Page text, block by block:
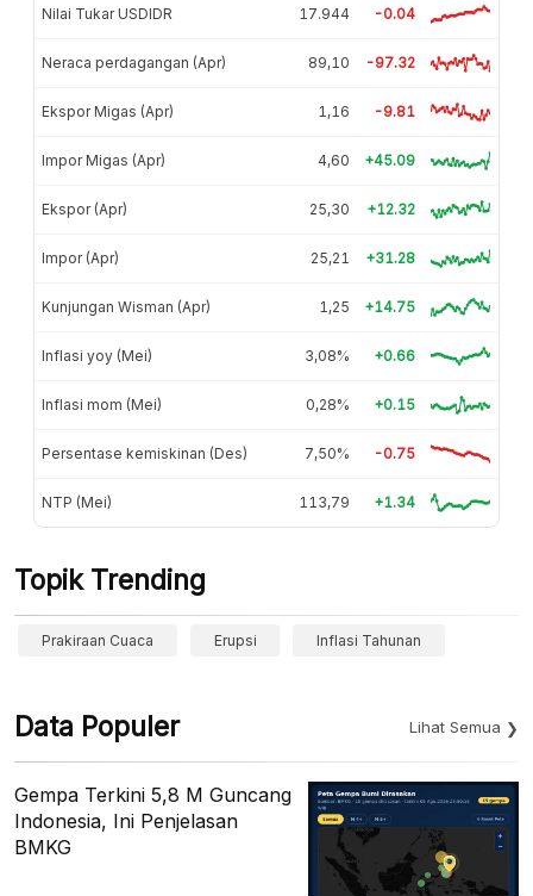
Nilai Tukar USDIDR 17.944 -0.04
Neraca perdagangan (Apr) 89,10 -97.32
Ekspor Migas (Apr) 1,16 -9.81
Impor Migas (Apr) 4,60 +45.09
Ekspor (Apr) 25,30 +12.32
Impor (Apr) 25,21 +31.28
Kunjungan Wisman (Apr) 1,25 +14.75
Inflasi yoy (Mei) 3,08% +0.66
Inflasi mom (Mei) 0,28% +0.15
Persentase kemiskinan (Des) 7,50% -0.75
NTP (Mei) 113,79 +1.34
Topik Trending
Prakiraan Cuaca Erupsi Inflasi Tahunan
Data Populer Lihat Semua
Gempa Terkini 5,8 M Guncang
Indonesia, Ini Penjelasan
BMKG